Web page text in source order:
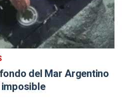
del Mar Argentino